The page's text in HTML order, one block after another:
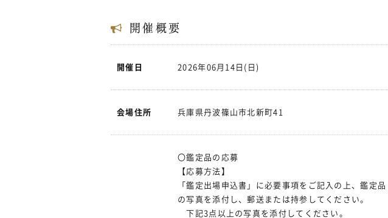
開催概要
開催日 2026年06月14日(日)
会場住所 兵庫県丹波篠山市北新町41
〇鑑定品の応募
【応募方法】
「鑑定出場申込書」に必要事項をご記入の上、鑑定品
の写真を添付し、郵送または持参してください。
下記3点以上の写真を添付してください。